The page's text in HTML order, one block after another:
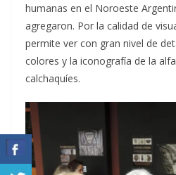
humanas en el Noroeste
agregaron. Por la calidad de
permite ver con gran nivel de
colores y la iconografía de la
calchaquíes.